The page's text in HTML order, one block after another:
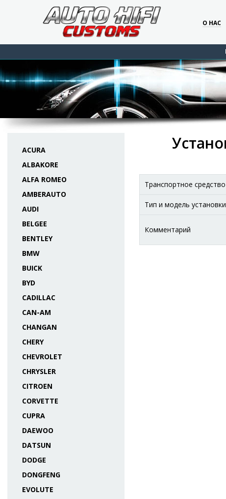
О НАС
ACURA
ALBAKORE
ALFA ROMEO
AMBERAUTO
AUDI
BELGEE
BENTLEY
BMW
BUICK
BYD
CADILLAC
CAN-AM
CHANGAN
CHERY
CHEVROLET
CHRYSLER
CITROEN
CORVETTE
CUPRA
DAEWOO
DATSUN
DODGE
DONGFENG
EVOLUTE
Транспортное средство
Тип и модель установки
Комментарий